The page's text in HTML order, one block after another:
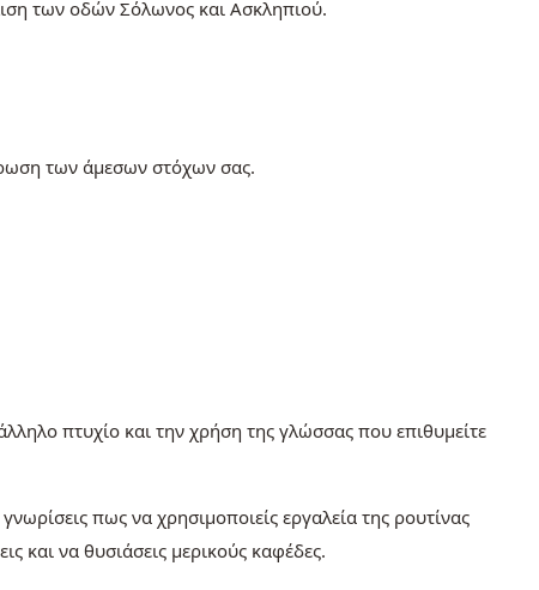
των οδών Σόλωνος και Ασκληπιού.
των άμεσων στόχων σας.
πτυχίο και την χρήση της γλώσσας που επιθυμείτε
πως να χρησιμοποιείς εργαλεία της ρουτίνας
και να θυσιάσεις μερικούς καφέδες.